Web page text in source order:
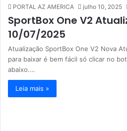
PORTAL AZ AMERICA julho 10, 2025
SportBox One V2
10/07/2025
Atualização SportBox One V2 Nova
para baixar é bem fácil só clicar no
abaixo.…
Leia mais »